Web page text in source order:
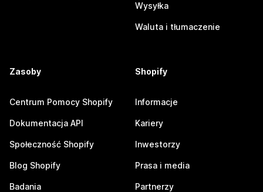
Wysyłka
Waluta i tłumaczenie
Zasoby
Centrum Pomocy Shopify
Dokumentacja API
Społeczność Shopify
Blog Shopify
Badania
Shopify
Informacje
Kariery
Inwestorzy
Prasa i media
Partnerzy